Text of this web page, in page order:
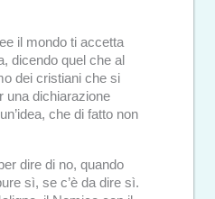
il mondo ti accetta
dicendo quel che al
dei cristiani che si
una dichiarazione
che di fatto non
dire di no, quando
sì, se c’è da dire sì.